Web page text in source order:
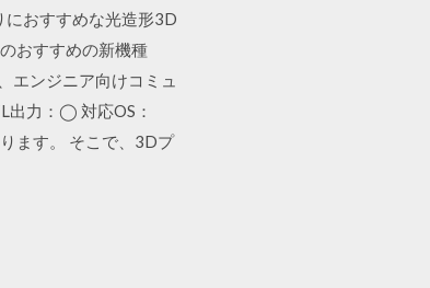
おすすめな光造形3D
おすすめの新機種
エンジニア向けコミュ
出力：◯ 対応OS：
ます。 そこで、3Dプ